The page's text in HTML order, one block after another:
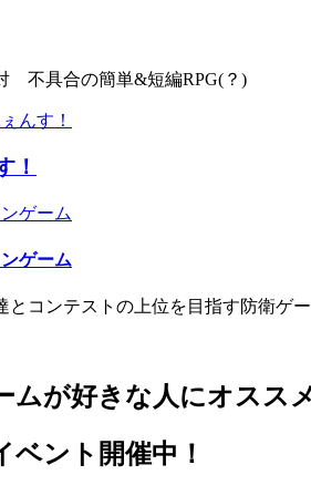
不具合の簡単&短編RPG(？)
！
ゲーム
ゲーム
とコンテストの上位を目指す防衛ゲ
ムが好きな人にオスス
ベント開催中！